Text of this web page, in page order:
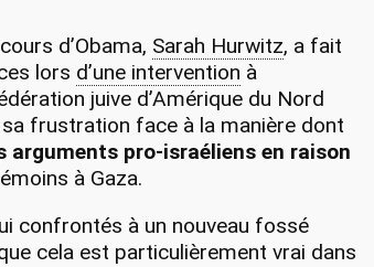
d’Obama, Sarah Hurwitz, a fait
lors d’une intervention à
juive d’Amérique du Nord
frustration face à la manière dont
pro-israéliens en raison
à Gaza.
confrontés à un nouveau fossé
cela est particulièrement vrai dans